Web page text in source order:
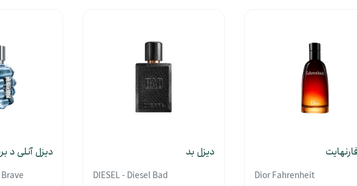
Dior Fahrenheit
دیزل بد
DIESEL - Diesel Bad
دیزل آنلی د